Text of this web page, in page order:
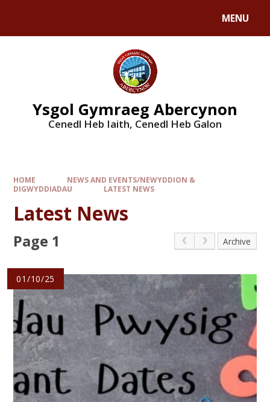
MENU
Ysgol Gymraeg Abercynon
Cenedl Heb Iaith, Cenedl Heb Galon
HOME
NEWS AND EVENTS/NEWYDDION &
DIGWYDDIADAU
LATEST NEWS
Latest News
Page 1 Archive
01/10/25